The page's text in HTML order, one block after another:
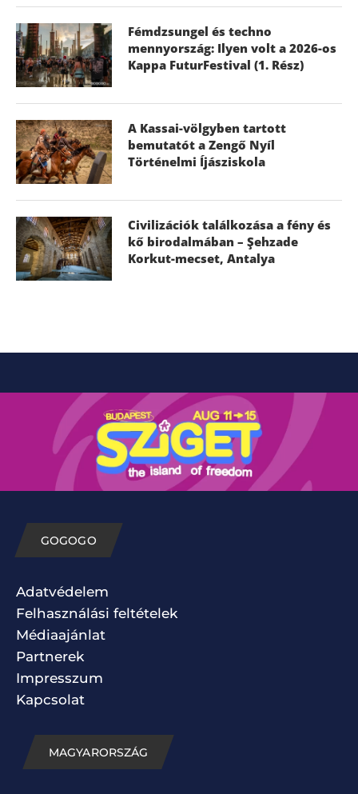
Fémdzsungel és techno
mennyország: Ilyen volt a 2026-os
Kappa FuturFestival (1. Rész)
A Kassai-völgyben tartott
bemutatót a Zengő Nyíl
Történelmi Íjásziskola
Civilizációk találkozása a fény és
kő birodalmában – Şehzade
Korkut-mecset, Antalya
GOGOGO
Adatvédelem
Felhasználási feltételek
Médiaajánlat
Partnerek
Impresszum
Kapcsolat
MAGYARORSZÁG